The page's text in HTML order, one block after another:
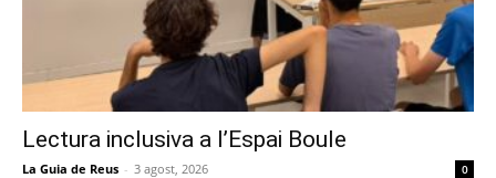
Lectura inclusiva a l’Espai Boule
La Guia de Reus - 3 agost, 2026 0